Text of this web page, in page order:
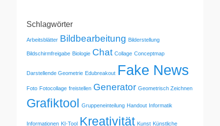
Schlagwörter
Arbeitsblätter Bildbearbeitung Bilderstellung
Bildschirmfreigabe Biologie Chat Collage Conceptmap
Darstellende Geometrie Edubreakout Fake News
Foto Fotocollage freistellen Generator Geometrisch Zeichnen
Grafiktool Gruppeneinteilung Handout Informatik
Informationen KI-Tool Kreativität Kunst Künstliche